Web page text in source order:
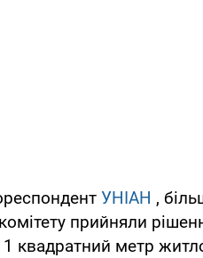
УНІАН ,
прийняли
квадратний метр